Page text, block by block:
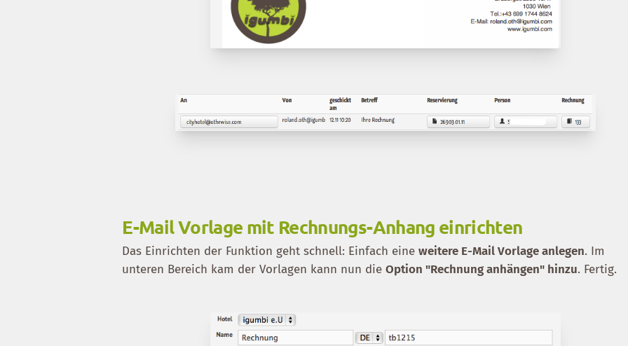
E-Mail Vorlage mit Rechnungs-Anhang einrichten
Das Einrichten der Funktion geht schnell: Einfach eineweitere E-Mail Vorlage anlegen. Im
unteren Bereich kam der Vorlagen kann nun dieOption "Rechnung anhängen" hinzu. Fertig.